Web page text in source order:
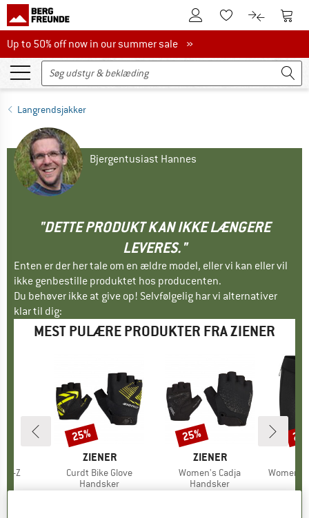
Til kundekontoenTil huskesedlen.
Til Til
Up to 50% off now in our summer sale
Up to 50% off now in our summer sale »
Langrendsjakker
Bjergentusiast Hannes
"DETTE PRODUKT KAN IKKE LÆNGERE
LEVERES."
Enten er der her tale om en ældre model, eller vi kan eller vil
ikke genbestille produktet hos producenten.
Du behøver ikke at give op! Selvfølgelig har vi alternativer
klar til dig:
MEST PULÆRE PRODUKTER FRA ZIENER
Z
pris
71,98 €
MÆRKE
ZIENER
Artikel
Curdt Bike Glove
Produktgruppe
Handsker
Rabat
25%
MÆRKE
ZIENER
Artikel
Women's Cadja
Produktgruppe
Handsker
Rabat
25%
Artikel
Women's